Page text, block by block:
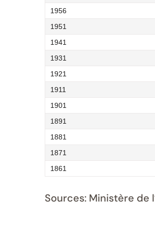
1956
1951
1941
1931
1921
1911
1901
1891
1881
1871
1861
Sources: Ministère de